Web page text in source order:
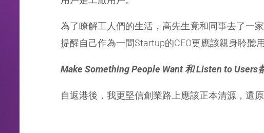
為了瞭解工人們的生活，高先生竟和同事去了一
提醒自己作為一間Startup的CEO更應該親身聆聽
Make Something People Want 和 Listen to Users
自返港後，我更堅信創業路上應該正本清源，還